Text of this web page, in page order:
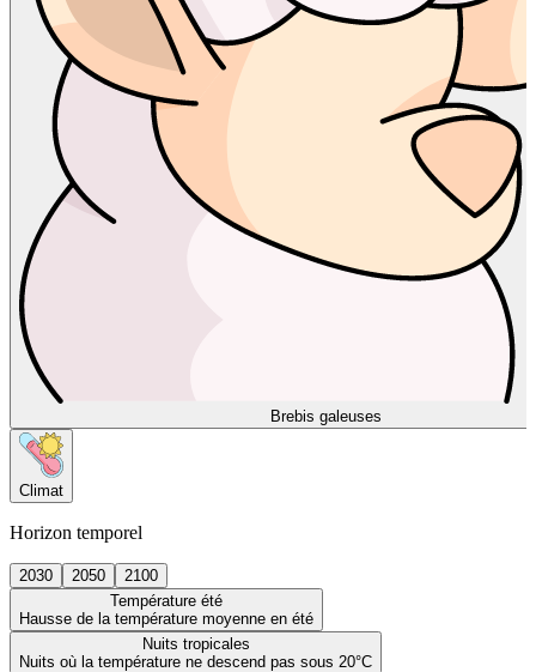
Brebis galeuses
Climat
Horizon temporel
2030 2050
2100
Température été
Hausse de la température moyenne en été
Nuits tropicales
Nuits où la température ne descend pas sous 20°C